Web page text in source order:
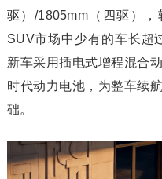
驱）/1805mm（四驱）
SUV市场中少有的车长超
新车采用插电式增程混合
时代动力电池，为整车续
础。